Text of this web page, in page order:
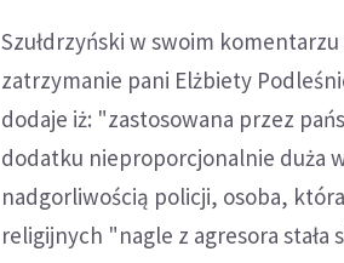
Szułdrzyński w swoim
zatrzymanie pani Elżbiety
dodaje iż: "zastosowana przez
dodatku nieproporcjonalnie duża
nadgorliwością policji, osoba,
religijnych "nagle z agresora stała